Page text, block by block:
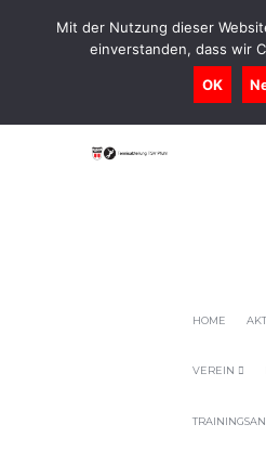
0731-
HOME
VEREIN
Mit der Nutzung dieser
einverstanden, dass wir
OK